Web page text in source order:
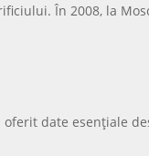
În 2008, la
date esențiale